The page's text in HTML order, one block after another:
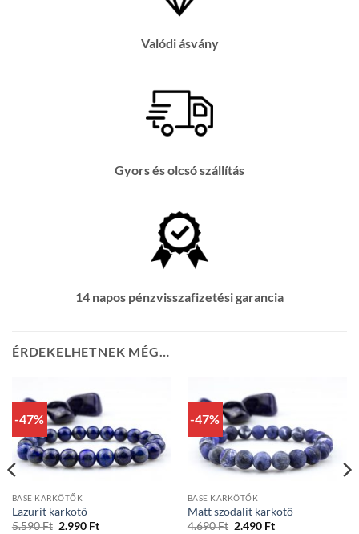
Valódi ásvány
Gyors és olcsó szállítás
14 napos pénzvisszafizetési garancia
ÉRDEKELHETNEK MÉG…
-47%
BASE KARKÖTŐK
Lazurit karkötő
5.590Ft Original
2.990 FtCurrent
-47%
BASE KARKÖTŐK
Matt szodalit karkötő
4.690Ft Original
2.490 FtCurrent